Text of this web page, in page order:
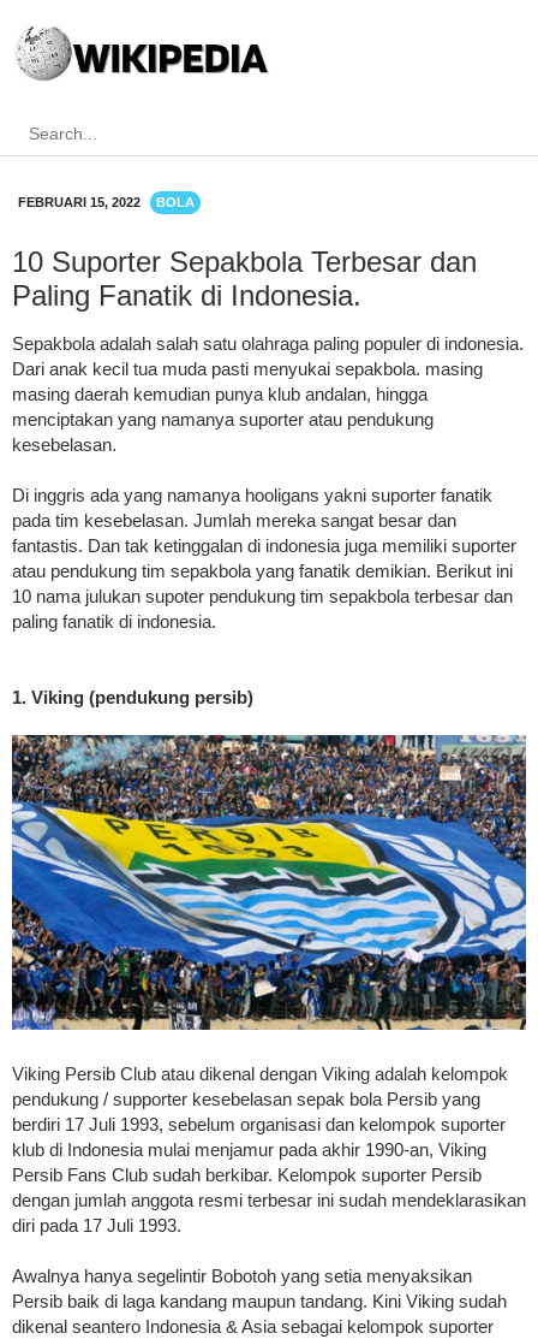
FEBRUARI 15, 2022 BOLA
10 Suporter Sepakbola Terbesar dan
Paling Fanatik di Indonesia.
Sepakbola adalah salah satu olahraga paling populer di indonesia.
Dari anak kecil tua muda pasti menyukai sepakbola. masing
masing daerah kemudian punya klub andalan, hingga
menciptakan yang namanya suporter atau pendukung
kesebelasan.
Di inggris ada yang namanya hooligans yakni suporter fanatik
pada tim kesebelasan. Jumlah mereka sangat besar dan
fantastis. Dan tak ketinggalan di indonesia juga memiliki suporter
atau pendukung tim sepakbola yang fanatik demikian. Berikut ini
10 nama julukan supoter pendukung tim sepakbola terbesar dan
paling fanatik di indonesia.
1. Viking (pendukung persib)
Viking Persib Club atau dikenal dengan Viking adalah kelompok
pendukung / supporter kesebelasan sepak bola Persib yang
berdiri 17 Juli 1993, sebelum organisasi dan kelompok suporter
klub di Indonesia mulai menjamur pada akhir 1990-an, Viking
Persib Fans Club sudah berkibar. Kelompok suporter Persib
dengan jumlah anggota resmi terbesar ini sudah mendeklarasikan
diri pada 17 Juli 1993.
Awalnya hanya segelintir Bobotoh yang setia menyaksikan
Persib baik di laga kandang maupun tandang. Kini Viking sudah
dikenal seantero Indonesia & Asia sebagai kelompok suporter